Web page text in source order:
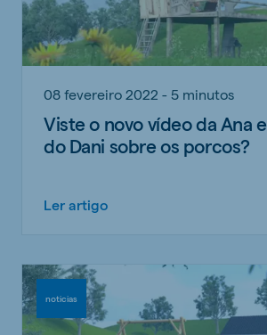
08 fevereiro 2022 - 5 minutos
Viste o novo vídeo da Ana e
do Dani sobre os porcos?
Ler artigo
noticias